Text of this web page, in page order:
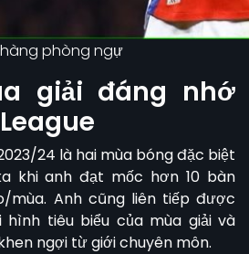
phòng ngự
giải đáng nhớ
24 là hai mùa bóng đặc biệt
khi anh đạt mốc hơn 10 bàn
mùa. Anh cũng liên tiếp được
tiêu biểu của mùa giải và
ngợi từ giới chuyên môn.